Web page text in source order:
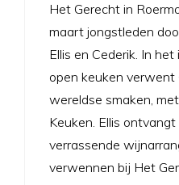
Het Gerecht in
maart jongstleden
Ellis en Cederik. In
open keuken verwent
wereldse smaken,
Keuken. Ellis
verrassende
verwennen bij Het